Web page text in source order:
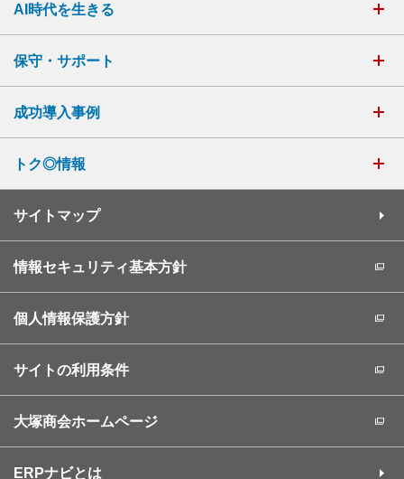
AI時代を生きる
保守・サポート
成功導入事例
トク◎情報
サイトマップ
情報セキュリティ基本方針
個人情報保護方針
サイトの利用条件
大塚商会ホームページ
ERPナビとは